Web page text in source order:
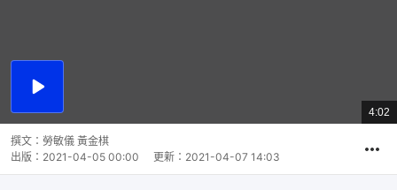
播
總
共
4:02
撰文： 勞敏儀 黃金棋
出版： 2021-04-05 00:00 更新： 2021-04-07 14:03